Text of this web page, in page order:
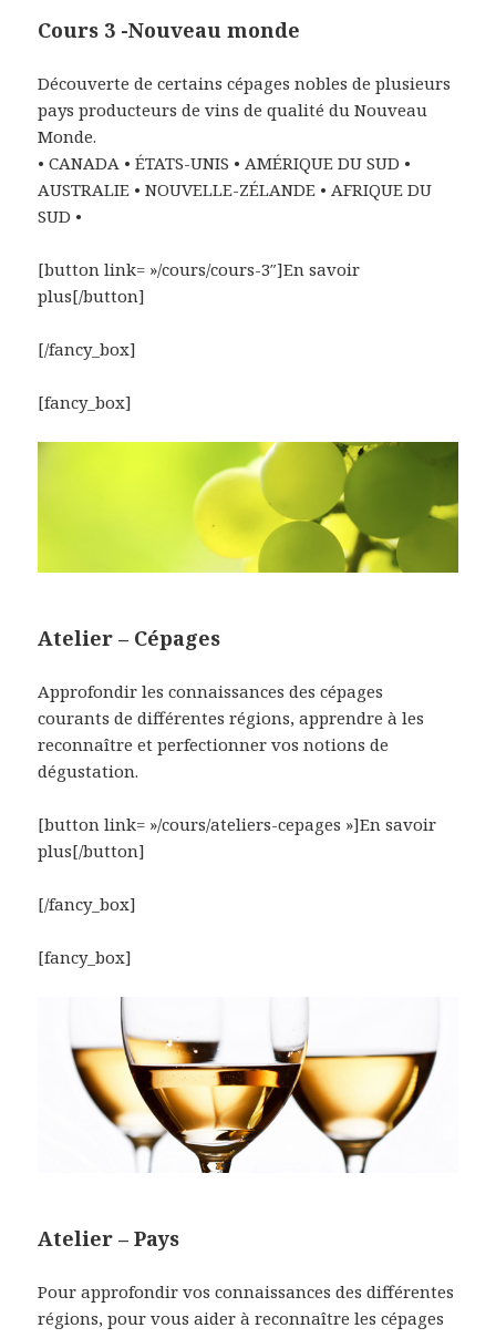
Cours 3 -Nouveau monde
Découverte de certains cépages nobles de plusieurs
pays producteurs de vins de qualité du Nouveau
Monde.
• CANADA • ÉTATS-UNIS • AMÉRIQUE DU SUD •
AUSTRALIE • NOUVELLE-ZÉLANDE • AFRIQUE DU
SUD •
[button link= »/cours/cours-3″]En savoir
plus[/button]
[/fancy_box]
[fancy_box]
Atelier – Cépages
Approfondir les connaissances des cépages
courants de différentes régions, apprendre à les
reconnaître et perfectionner vos notions de
dégustation.
[button link= »/cours/ateliers-cepages »]En savoir
plus[/button]
[/fancy_box]
[fancy_box]
Atelier – Pays
Pour approfondir vos connaissances des différentes
régions, pour vous aider à reconnaître les cépages